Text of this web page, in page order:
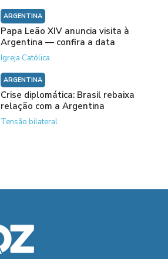
ARGENTINA
Papa Leão XIV anuncia visita à
Argentina — confira a data
Igreja Católica
ARGENTINA
Crise diplomática: Brasil rebaixa
relação com a Argentina
Tensão bilateral